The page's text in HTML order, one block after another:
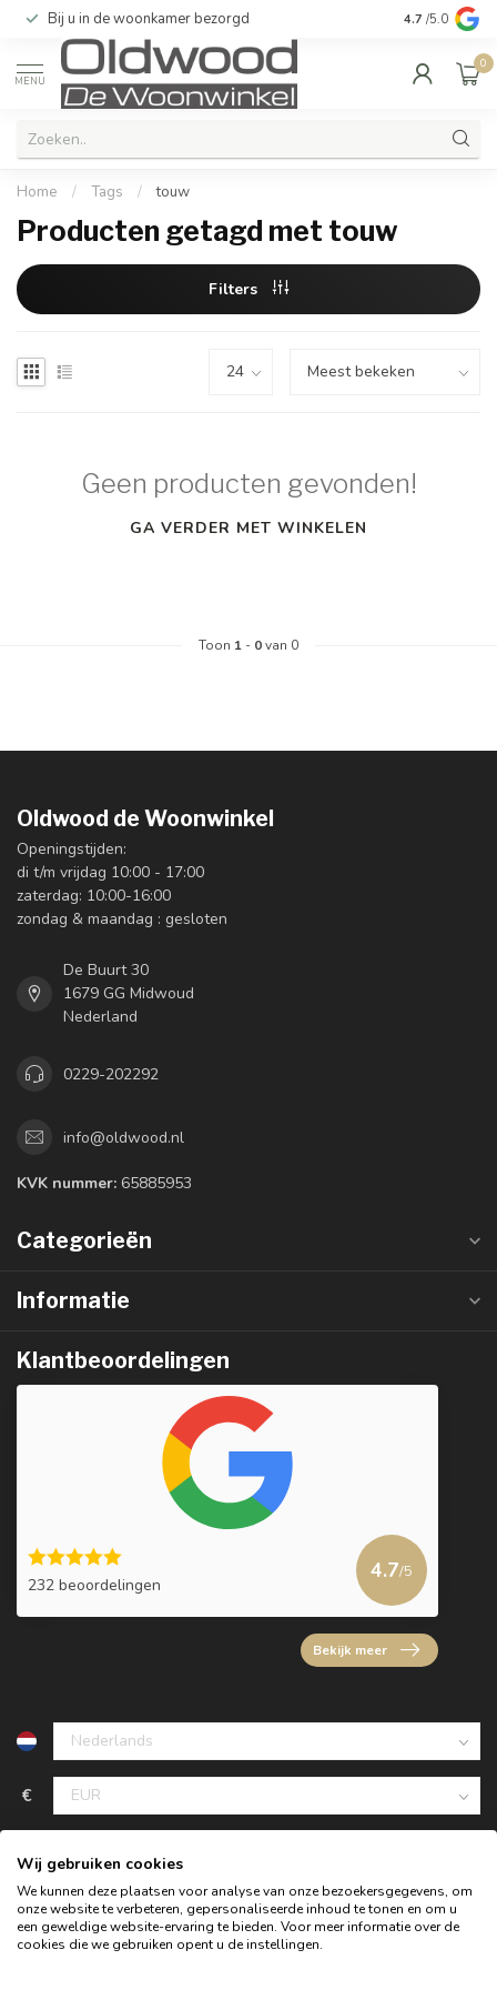
Bij u in de woonkamer bezorgd Kwaliteit &
4.7 /5.0
MENU
0
Home / Tags / touw
Producten getagd met touw
Filters
Geen producten gevonden!
GA VERDER MET WINKELEN
Toon 1 - 0van 0
Oldwood de Woonwinkel
Openingstijden:
di t/m vrijdag 10:00 - 17:00
zaterdag: 10:00-16:00
zondag & maandag : gesloten
De Buurt 30
1679 GG Midwoud
Nederland
0229-202292
info@oldwood.nl
KVK nummer: 65885953
Categorieën
Informatie
Klantbeoordelingen
232 beoordelingen
4.7/5
Bekijk meer
€
Wij gebruiken cookies
We kunnen deze plaatsen voor analyse van onze bezoekersgegevens, om
onze website te verbeteren, gepersonaliseerde inhoud te tonen en om u
een geweldige website-ervaring te bieden. Voor meer informatie over de
cookies die we gebruiken opent u de instellingen.